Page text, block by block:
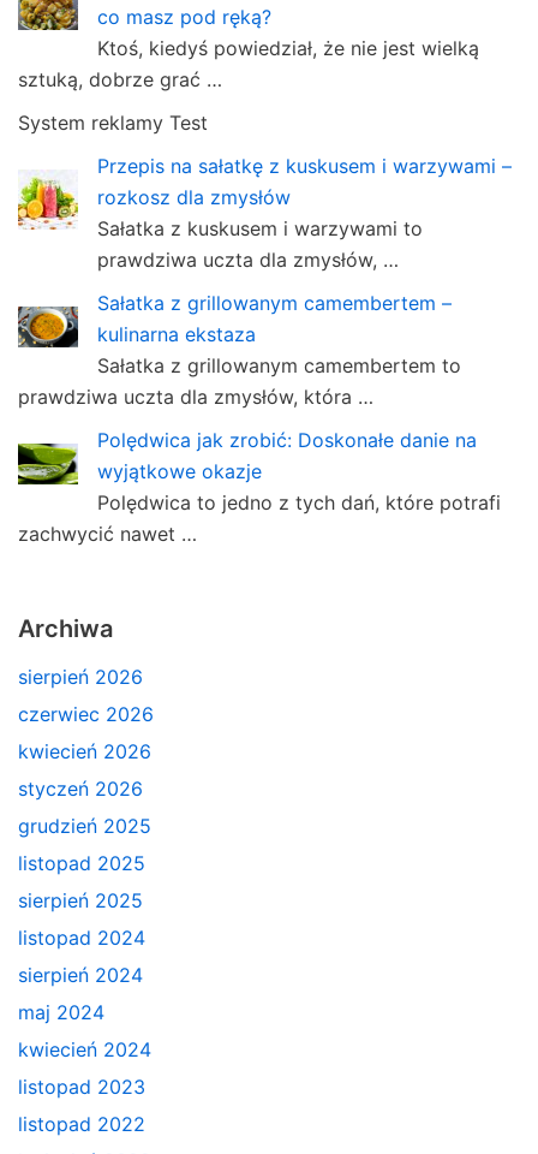
co masz pod ręką?
Ktoś, kiedyś powiedział, że nie jest wielką
sztuką, dobrze grać …
System reklamy Test
Przepis na sałatkę z kuskusem i warzywami –
rozkosz dla zmysłów
Sałatka z kuskusem i warzywami to
prawdziwa uczta dla zmysłów, …
Sałatka z grillowanym camembertem –
kulinarna ekstaza
Sałatka z grillowanym camembertem to
prawdziwa uczta dla zmysłów, która …
Polędwica jak zrobić: Doskonałe danie na
wyjątkowe okazje
Polędwica to jedno z tych dań, które potrafi
zachwycić nawet …
Archiwa
sierpień 2026
czerwiec 2026
kwiecień 2026
styczeń 2026
grudzień 2025
listopad 2025
sierpień 2025
listopad 2024
sierpień 2024
maj 2024
kwiecień 2024
listopad 2023
listopad 2022